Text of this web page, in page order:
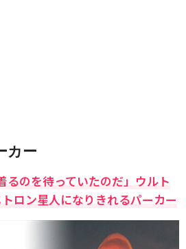
カー
るのを待っていたのだ」ウルト
ロン星人になりきれるパーカー